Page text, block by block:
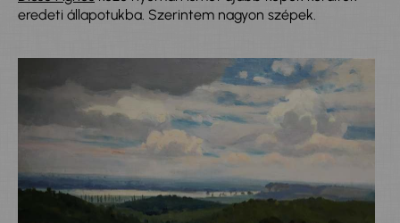
eredeti állapotukba. Szerintem nagyon szépek.